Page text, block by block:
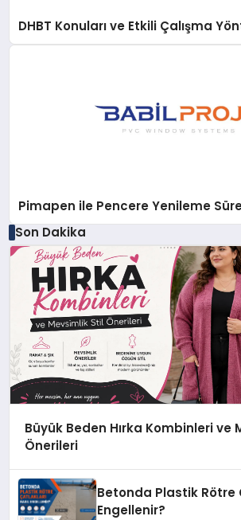
DHBT Konuları ve Etkili Çalışma
Pimapen ile Pencere Yenileme
Son Dakika
Büyük Beden Hırka Kombinleri ve
Önerileri
Betonda Plastik Rötre
Engellenir?